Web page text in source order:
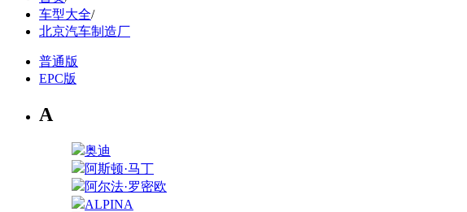
车型大全/
北京汽车制造厂
普通版
EPC版
A
奥迪
阿斯顿·马丁
阿尔法·罗密欧
ALPINA